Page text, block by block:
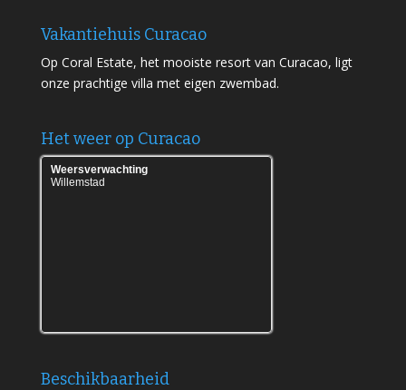
Vakantiehuis Curacao
Op Coral Estate, het mooiste resort van Curacao, ligt
onze prachtige villa met eigen zwembad.
Het weer op Curacao
Weersverwachting
Willemstad
Beschikbaarheid